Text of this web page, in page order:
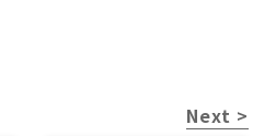
Next >